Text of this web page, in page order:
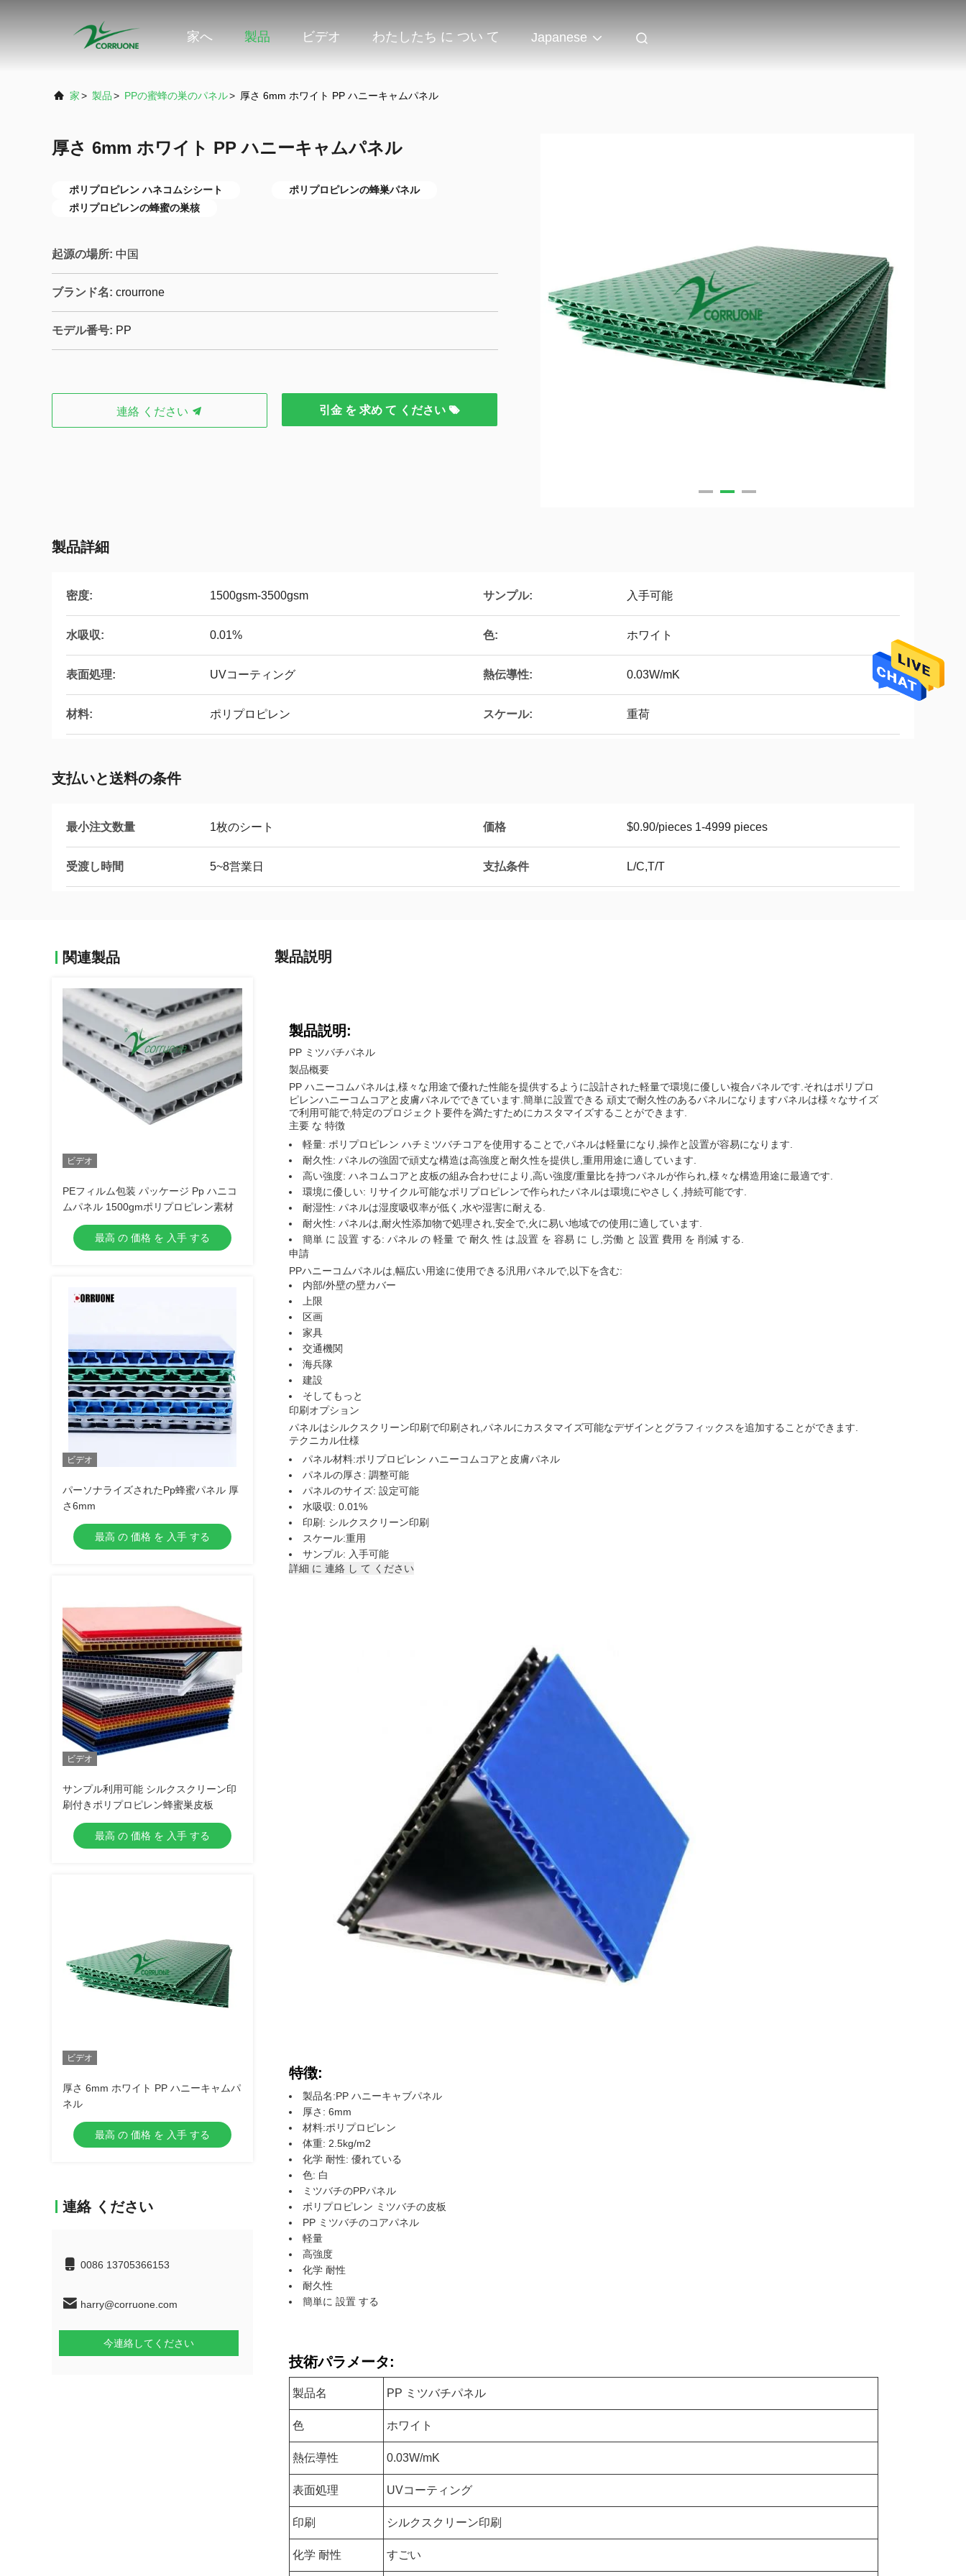
家へ 製品 ビデオ わたしたち に つい て Japanese
家> 製品> PPの蜜蜂の巣のパネル> 厚さ 6mm ホワイト PP ハニーキャムパネル
厚さ 6mm ホワイト PP ハニーキャムパネル
ポリプロピレン ハネコムシシート
ポリプロピレンの蜂巣パネル
ポリプロピレンの蜂蜜の巣核
起源の場所: 中国
ブランド名: crourrone
モデル番号: PP
連絡 ください 引金 を 求め て ください
製品詳細
密度: 1500gsm-3500gsm サンプル: 入手可能
水吸収: 0.01% 色: ホワイト
表面処理: UVコーティング 熱伝導性: 0.03W/mK
材料: ポリプロピレン スケール: 重荷
支払いと送料の条件
最小注文数量 1枚のシート 価格 $0.90/pieces 1-4999 pieces
受渡し時間 5~8営業日 支払条件 L/C,T/T
関連製品
ビデオ
PEフィルム包装 パッケージ Pp ハニコ
ムパネル 1500gmポリプロピレン素材
最高 の 価格 を 入手 する
ビデオ
パーソナライズされたPp蜂蜜パネル 厚
さ6mm
最高 の 価格 を 入手 する
ビデオ
サンプル利用可能 シルクスクリーン印
刷付きポリプロピレン蜂蜜巣皮板
最高 の 価格 を 入手 する
ビデオ
厚さ 6mm ホワイト PP ハニーキャムパ
ネル
最高 の 価格 を 入手 する
連絡 ください
0086 13705366153
harry@corruone.com
今連絡してください
製品説明
製品説明:
PP ミツバチパネル
製品概要
PP ハニーコムパネルは,様々な用途で優れた性能を提供するように設計された軽量で環境に優しい複合パネルです.それはポリプロ
ピレンハニーコムコアと皮膚パネルでできています.簡単に設置できる 頑丈で耐久性のあるパネルになりますパネルは様々なサイズ
で利用可能で,特定のプロジェクト要件を満たすためにカスタマイズすることができます.
主要 な 特徴
軽量: ポリプロピレン ハチミツバチコアを使用することで,パネルは軽量になり,操作と設置が容易になります.
耐久性: パネルの強固で頑丈な構造は高強度と耐久性を提供し,重用用途に適しています.
高い強度: ハネコムコアと皮板の組み合わせにより,高い強度/重量比を持つパネルが作られ,様々な構造用途に最適です.
環境に優しい: リサイクル可能なポリプロピレンで作られたパネルは環境にやさしく,持続可能です.
耐湿性: パネルは湿度吸収率が低く,水や湿害に耐える.
耐火性: パネルは,耐火性添加物で処理され,安全で,火に易い地域での使用に適しています.
簡単 に 設置 する: パネル の 軽量 で 耐久 性 は,設置 を 容易 に し,労働 と 設置 費用 を 削減 する.
申請
PPハニーコムパネルは,幅広い用途に使用できる汎用パネルで,以下を含む:
内部/外壁の壁カバー
上限
区画
家具
交通機関
海兵隊
建設
そしてもっと
印刷オプション
パネルはシルクスクリーン印刷で印刷され,パネルにカスタマイズ可能なデザインとグラフィックスを追加することができます.
テクニカル仕様
パネル材料:ポリプロピレン ハニーコムコアと皮膚パネル
パネルの厚さ: 調整可能
パネルのサイズ: 設定可能
水吸収: 0.01%
印刷: シルクスクリーン印刷
スケール:重用
サンプル: 入手可能
詳細 に 連絡 し て ください
特徴:
製品名:PP ハニーキャブパネル
厚さ: 6mm
材料:ポリプロピレン
体重: 2.5kg/m2
化学 耐性: 優れている
色: 白
ミツバチのPPパネル
ポリプロピレン ミツバチの皮板
PP ミツバチのコアパネル
軽量
高強度
化学 耐性
耐久性
簡単に 設置 する
技術パラメータ:
製品名 PP ミツバチパネル
色 ホワイト
熱伝導性 0.03W/mK
表面処理 UVコーティング
印刷 シルクスクリーン印刷
化学 耐性 すごい